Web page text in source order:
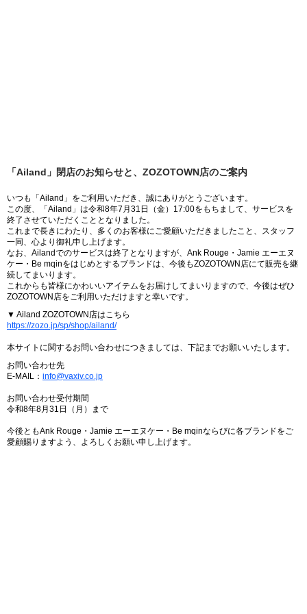
「Ailand」閉店のお知らせと、ZOZOTOWN店のご案内
いつも「Ailand」をご利用いただき、誠にありがとうございます。
この度、「Ailand」は令和8年7月31日（金）17:00をもちまして、サービスを
終了させていただくこととなりました。
これまで長きにわたり、多くのお客様にご愛顧いただきましたこと、スタッフ
一同、心より御礼申し上げます。
なお、Ailandでのサービスは終了となりますが、Ank Rouge・Jamie エーエヌ
ケー・Be mqinをはじめとするブランドは、今後もZOZOTOWN店にて販売を継
続してまいります。
これからも皆様にかわいいアイテムをお届けしてまいりますので、今後はぜひ
ZOZOTOWN店をご利用いただけますと幸いです。
▼ Ailand ZOZOTOWN店はこちら
https://zozo.jp/sp/shop/ailand/
本サイトに関するお問い合わせにつきましては、下記までお願いいたします。
お問い合わせ先
E-MAIL： info@vaxiv.co.jp
お問い合わせ受付期間
令和8年8月31日（月）まで
今後ともAnk Rouge・Jamie エーエヌケー・Be mqinならびに各ブランドをご
愛顧賜りますよう、よろしくお願い申し上げます。